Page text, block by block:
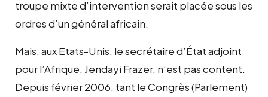
troupe mixte d’intervention serait placée sous les
ordres d’un général africain.
Mais, aux Etats-Unis, le secrétaire d’État adjoint
pour l’Afrique, Jendayi Frazer, n’est pas content.
Depuis février 2006, tant le Congrès (Parlement)